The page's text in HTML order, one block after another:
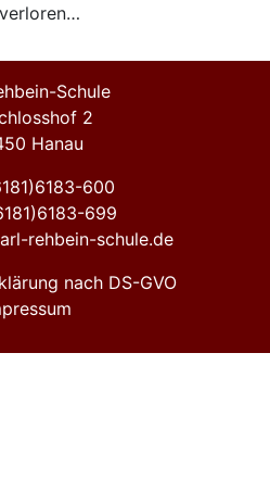
Schule
2
Hanau
600
699
rehbein-schule.de
nach DS-GVO